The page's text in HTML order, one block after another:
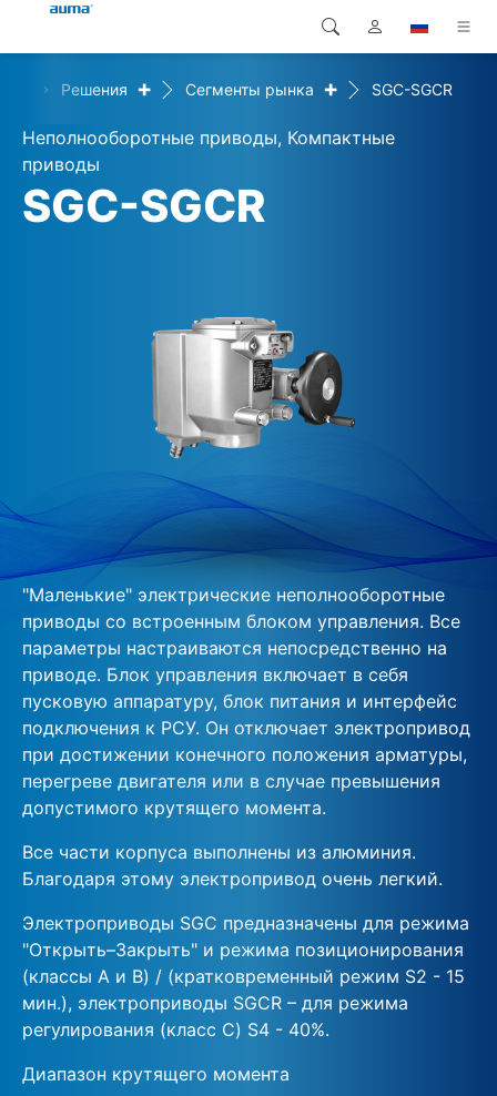
Продукция
Решения
Загрузки
Предприятие
Global
Европа
Азия и Тихий океан
Поиск
Решения + Сегменты рынка + SGC-SGCR
Неполнооборотные приводы, Компактные
приводы
SGC-SGCR
"Маленькие" электрические неполнооборотные
приводы со встроенным блоком управления. Все
параметры настраиваются непосредственно на
приводе. Блок управления включает в себя
пусковую аппаратуру, блок питания и интерфейс
подключения к РСУ. Он отключает электропривод
при достижении конечного положения арматуры,
перегреве двигателя или в случае превышения
допустимого крутящего момента.
Все части корпуса выполнены из алюминия.
Благодаря этому электропривод очень легкий.
Электроприводы SGC предназначены для режима
"Открыть–Закрыть" и режима позиционирования
(классы A и B) / (кратковременный режим S2 - 15
мин.), электроприводы SGCR – для режима
регулирования (класс C) S4 - 40%.
Диапазон крутящего момента